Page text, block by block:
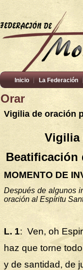
Inicio La Federación
Orar
Vigilia de oración
Vigilia
Beatificación
MOMENTO DE
Después de algunos
oración al Espíritu
L. 1: Ven, oh
haz que torne
y de santidad, de